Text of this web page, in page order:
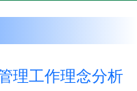
理工作理念分析